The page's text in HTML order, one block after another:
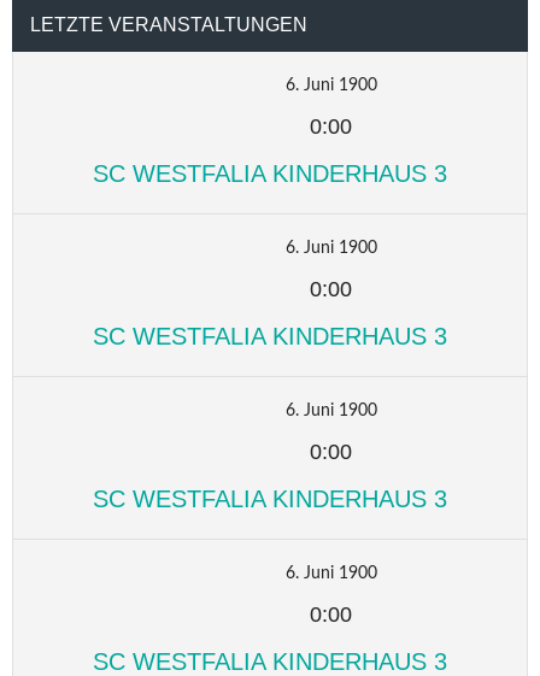
LETZTE VERANSTALTUNGEN
6. Juni 1900
0:00
SC WESTFALIA KINDERHAUS 3
6. Juni 1900
0:00
SC WESTFALIA KINDERHAUS 3
6. Juni 1900
0:00
SC WESTFALIA KINDERHAUS 3
6. Juni 1900
0:00
SC WESTFALIA KINDERHAUS 3